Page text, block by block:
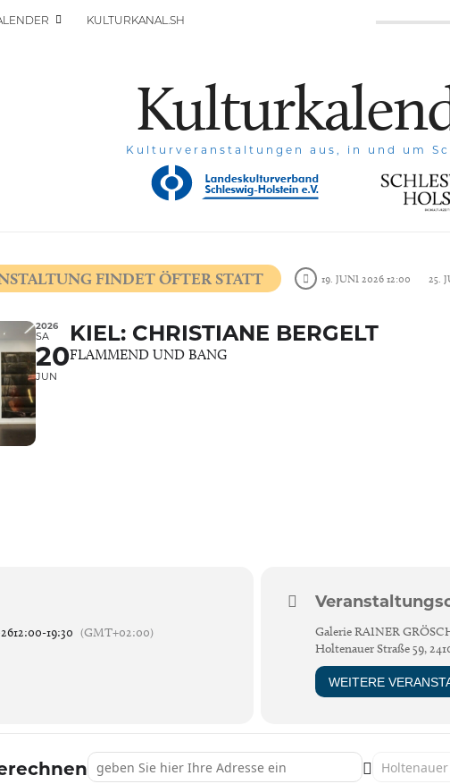
KULTURKANAL.SH
Kulturveranstaltungen aus, in und um
FINDET ÖFTER STATT 19. JUNI 2026 12:00 25.
2026
SA
20
JUN
KIEL: CHRISTIANE BERGELT
FLAMMEND UND BANG
12:00-19:30 (GMT+02:00)
Galerie RAINER
Holtenauer Straße 59,
WEITERE
Address - Kiel: CHRISTIANE BERGELT [gvH6NcleB] Destination